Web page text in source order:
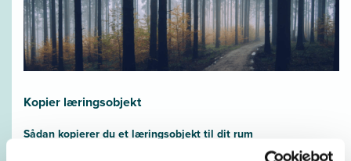
Kopier læringsobjekt
Sådan kopierer du et læringsobjekt til dit rum